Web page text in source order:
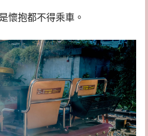
懷抱都不得乘車。